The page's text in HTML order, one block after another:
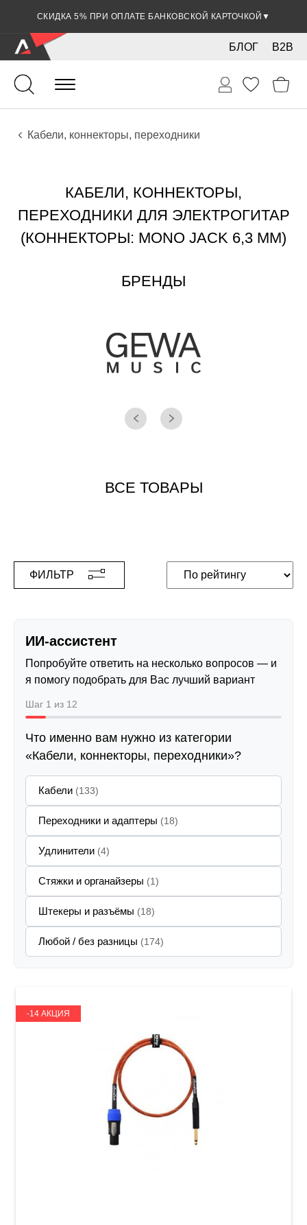
СКИДКА 5% ПРИ ОПЛАТЕ БАНКОВСКОЙ КАРТОЧКОЙ ▼
B2B
БЛОГ
Гитары
Электро инструменты
Звуковое оборудование
Кабели, коннекторы, переходники
КАБЕЛИ, КОННЕКТОРЫ,
ПЕРЕХОДНИКИ ДЛЯ ЭЛЕКТРОГИТАР
(КОННЕКТОРЫ: MONO JACK 6,3 ММ)
БРЕНДЫ
ВСЕ ТОВАРЫ
ФИЛЬТР
ИИ-ассистент
Попробуйте ответить на несколько вопросов — и
я помогу подобрать для Вас лучший вариант
Шаг 1 из 12
Что именно вам нужно из категории
«Кабели, коннекторы, переходники»?
Кабели (133)
Переходники и адаптеры (18)
Удлинители (4)
Стяжки и органайзеры (1)
Штекеры и разъёмы (18)
Любой / без разницы (174)
-14 АКЦИЯ